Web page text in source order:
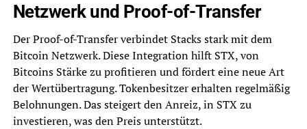
Netzwerk und Proof-of-Transfer
Der Proof-of-Transfer verbindet Stacks stark mit dem
Bitcoin Netzwerk. Diese Integration hilft STX, von
Bitcoins Stärke zu profitieren und fördert eine neue Art
der Wertübertragung. Tokenbesitzer erhalten regelmäßig
Belohnungen. Das steigert den Anreiz, in STX zu
investieren, was den Preis unterstützt.